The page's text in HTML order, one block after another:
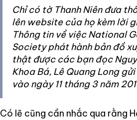
Chỉ có tờ Thanh Niên đưa
lên website của họ kèm lời
Thông tin về việc National
Society phát hành bản đồ
thật được các bạn đọc
Khoa Bá, Lê Quang Long
vào ngày 11 tháng 3 năm
Có lẽ cũng cần nhắc qua rằng